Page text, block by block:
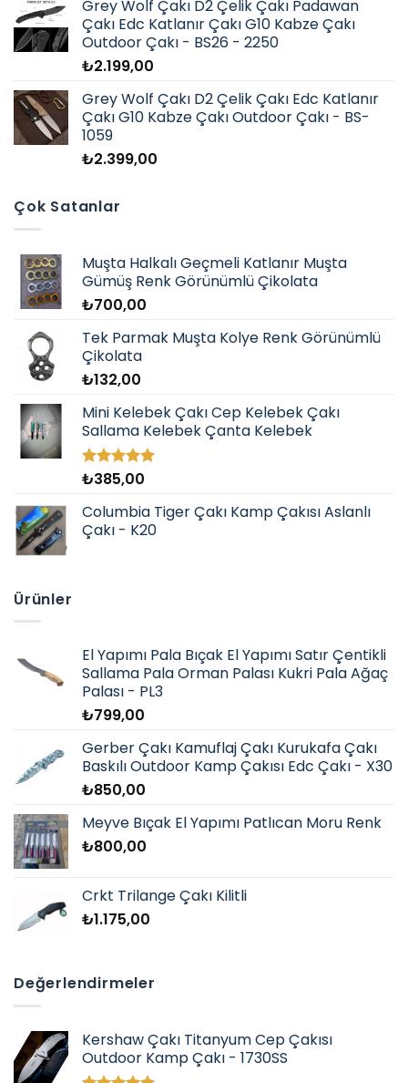
Grey Wolf Çakı D2 Çelik Çakı Padawan
Çakı Edc Katlanır Çakı G10 Kabze Çakı
Outdoor Çakı - BS26 - 2250
₺2.199,00
Grey Wolf Çakı D2 Çelik Çakı Edc Katlanır
Çakı G10 Kabze Çakı Outdoor Çakı - BS-
1059
₺2.399,00
Çok Satanlar
Muşta Halkalı Geçmeli Katlanır Muşta
Gümüş Renk Görünümlü Çikolata
₺700,00
Tek Parmak Muşta Kolye Renk Görünümlü
Çikolata
₺132,00
Mini Kelebek Çakı Cep Kelebek Çakı
Sallama Kelebek Çanta Kelebek
5 üzerinden
aldı
₺385,00
Columbia Tiger Çakı Kamp Çakısı Aslanlı
Çakı - K20
Ürünler
El Yapımı Pala Bıçak El Yapımı Satır Çentikli
Sallama Pala Orman Palası Kukri Pala Ağaç
Palası - PL3
₺799,00
Gerber Çakı Kamuflaj Çakı Kurukafa Çakı
Baskılı Outdoor Kamp Çakısı Edc Çakı - X30
₺850,00
Meyve Bıçak El Yapımı Patlıcan Moru Renk
₺800,00
Crkt Trilange Çakı Kilitli
₺1.175,00
Değerlendirmeler
Kershaw Çakı Titanyum Cep Çakısı
Outdoor Kamp Çakı - 1730SS